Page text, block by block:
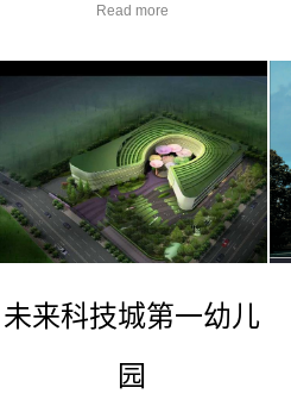
Read more
未来科技城第一幼儿
园